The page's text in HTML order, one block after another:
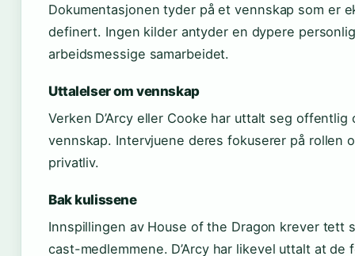
Dokumentasjonen tyder på et vennskap som er
definert. Ingen kilder antyder en dypere
arbeidsmessige samarbeidet.
Uttalelser om vennskap
Verken D’Arcy eller Cooke har uttalt seg
vennskap. Intervjuene deres fokuserer på rollen
privatliv.
Bak kulissene
Innspillingen av House of the Dragon krever tett
cast-medlemmene. D’Arcy har likevel uttalt at